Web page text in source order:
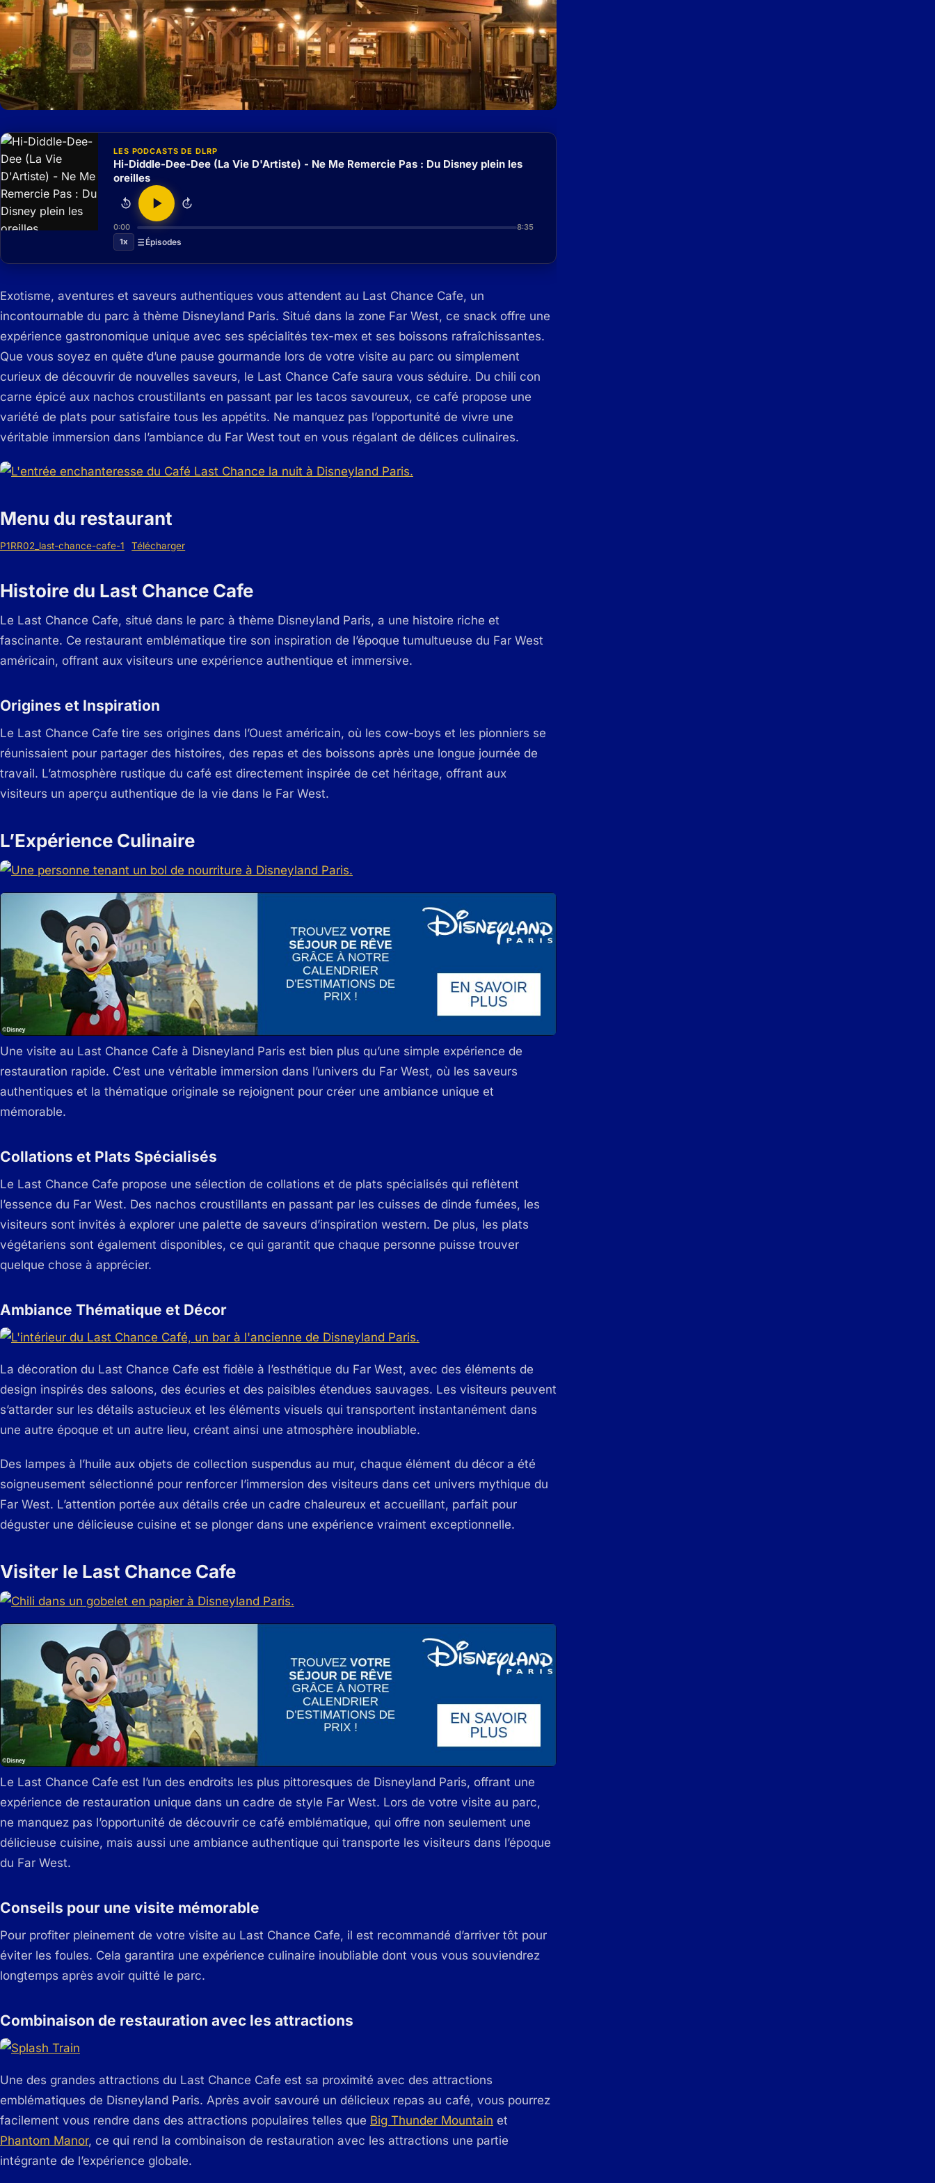
LES PODCASTS DE DLRP
Hi-Diddle-Dee-Dee (La Vie D'Artiste) - Ne Me Remercie Pas : Du Disney plein les
oreilles
15 15
0:00
8:35
1x
Épisodes
Exotisme, aventures et saveurs authentiques vous attendent au Last Chance Cafe, un
incontournable du parc à thème Disneyland Paris. Situé dans la zone Far West, ce snack offre une
expérience gastronomique unique avec ses spécialités tex-mex et ses boissons rafraîchissantes.
Que vous soyez en quête d’une pause gourmande lors de votre visite au parc ou simplement
curieux de découvrir de nouvelles saveurs, le Last Chance Cafe saura vous séduire. Du chili con
carne épicé aux nachos croustillants en passant par les tacos savoureux, ce café propose une
variété de plats pour satisfaire tous les appétits. Ne manquez pas l’opportunité de vivre une
véritable immersion dans l’ambiance du Far West tout en vous régalant de délices culinaires.
Menu du restaurant
P1RR02_last-chance-cafe-1 Télécharger
Histoire du Last Chance Cafe
Le Last Chance Cafe, situé dans le parc à thème Disneyland Paris, a une histoire riche et
fascinante. Ce restaurant emblématique tire son inspiration de l’époque tumultueuse du Far West
américain, offrant aux visiteurs une expérience authentique et immersive.
Origines et Inspiration
Le Last Chance Cafe tire ses origines dans l’Ouest américain, où les cow-boys et les pionniers se
réunissaient pour partager des histoires, des repas et des boissons après une longue journée de
travail. L’atmosphère rustique du café est directement inspirée de cet héritage, offrant aux
visiteurs un aperçu authentique de la vie dans le Far West.
L’Expérience Culinaire
Une visite au Last Chance Cafe à Disneyland Paris est bien plus qu’une simple expérience de
restauration rapide. C’est une véritable immersion dans l’univers du Far West, où les saveurs
authentiques et la thématique originale se rejoignent pour créer une ambiance unique et
mémorable.
Collations et Plats Spécialisés
Le Last Chance Cafe propose une sélection de collations et de plats spécialisés qui reflètent
l’essence du Far West. Des nachos croustillants en passant par les cuisses de dinde fumées, les
visiteurs sont invités à explorer une palette de saveurs d’inspiration western. De plus, les plats
végétariens sont également disponibles, ce qui garantit que chaque personne puisse trouver
quelque chose à apprécier.
Ambiance Thématique et Décor
La décoration du Last Chance Cafe est fidèle à l’esthétique du Far West, avec des éléments de
design inspirés des saloons, des écuries et des paisibles étendues sauvages. Les visiteurs peuvent
s’attarder sur les détails astucieux et les éléments visuels qui transportent instantanément dans
une autre époque et un autre lieu, créant ainsi une atmosphère inoubliable.
Des lampes à l’huile aux objets de collection suspendus au mur, chaque élément du décor a été
soigneusement sélectionné pour renforcer l’immersion des visiteurs dans cet univers mythique du
Far West. L’attention portée aux détails crée un cadre chaleureux et accueillant, parfait pour
déguster une délicieuse cuisine et se plonger dans une expérience vraiment exceptionnelle.
Visiter le Last Chance Cafe
Le Last Chance Cafe est l’un des endroits les plus pittoresques de Disneyland Paris, offrant une
expérience de restauration unique dans un cadre de style Far West. Lors de votre visite au parc,
ne manquez pas l’opportunité de découvrir ce café emblématique, qui offre non seulement une
délicieuse cuisine, mais aussi une ambiance authentique qui transporte les visiteurs dans l’époque
du Far West.
Conseils pour une visite mémorable
Pour profiter pleinement de votre visite au Last Chance Cafe, il est recommandé d’arriver tôt pour
éviter les foules. Cela garantira une expérience culinaire inoubliable dont vous vous souviendrez
longtemps après avoir quitté le parc.
Combinaison de restauration avec les attractions
Une des grandes attractions du Last Chance Cafe est sa proximité avec des attractions
emblématiques de Disneyland Paris. Après avoir savouré un délicieux repas au café, vous pourrez
facilement vous rendre dans des attractions populaires telles que Big Thunder Mountain et
Phantom Manor, ce qui rend la combinaison de restauration avec les attractions une partie
intégrante de l’expérience globale.